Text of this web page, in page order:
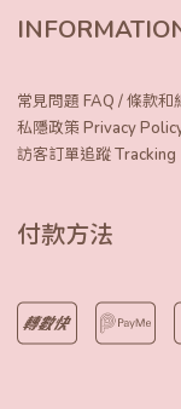
常見問題 FAQ /條款和
私隱政策 Privacy
訪客訂單追蹤 Tracking
付款方法